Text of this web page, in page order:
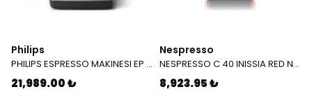
Philips
PHILIPS ESPRESSO MAKINESI EP 3347 90
21,989.00 ₺
Nespresso
NESPRESSO C 40 INISSIA RED N C 40 EU RE NE 5
8,923.95 ₺